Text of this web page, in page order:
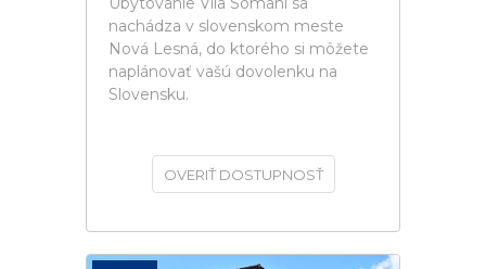
nachádza v slovenskom meste
Nová Lesná, do ktorého si môžete
naplánovať vašú dovolenku na
Slovensku.
OVERIŤ DOSTUPNOSŤ